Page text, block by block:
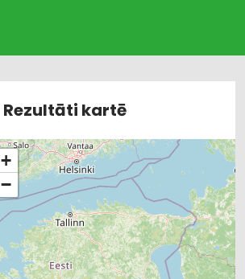
Rezultāti kartē
+
−